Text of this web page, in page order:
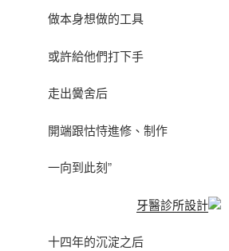
做本身想做的工具
或許給他們打下手
走出黌舍后
開端跟怙恃進修、制作
一向到此刻”
牙醫診所設計
十四年的沉淀之后